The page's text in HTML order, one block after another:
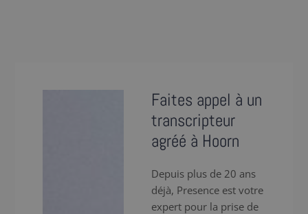
Faites appel à un
transcripteur
agréé à Hoorn
Depuis plus de 20 ans
déjà, Presence est votre
expert pour la prise de